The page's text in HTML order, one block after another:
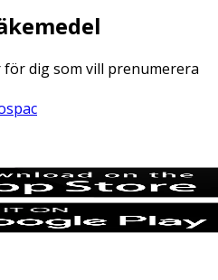
dig som vill prenumerera